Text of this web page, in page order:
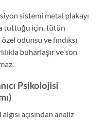
sistemi metal plakayı
tuttuğu için, tütün
odunsu ve fındıksı
buharlaşır ve son
Psikolojisi
açısından analiz